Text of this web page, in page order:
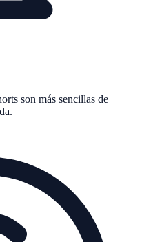
son más sencillas de